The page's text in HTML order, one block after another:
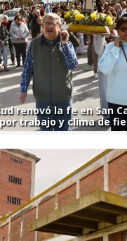
renovó la fe en San
trabajo y clima de